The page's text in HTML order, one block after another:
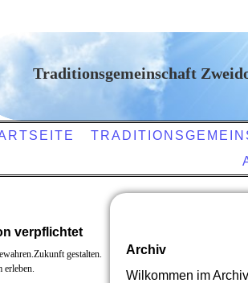
Traditionsgemeinschaft
Archiv
Wilkommen im
verpflichtet
gestalten.
erleben.